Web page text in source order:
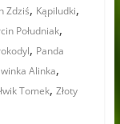
Zdziś, Kąpiludki,
Południak,
, Panda
Alinka,
Tomek, Złoty